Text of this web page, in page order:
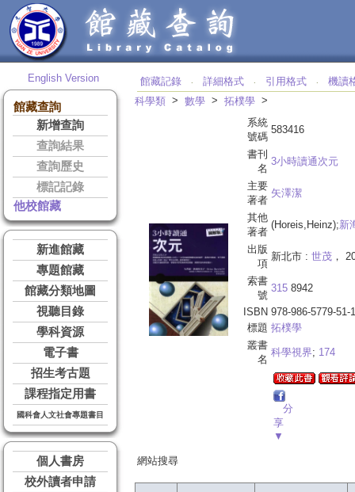
English Version
館藏查詢
新增查詢
查詢結果
查詢歷史
標記記錄
他校館藏
新進館藏
專題館藏
館藏分類地圖
視聽目錄
學科資源
電子書
招生考古題
課程指定用書
國科會人文社會專題書目
個人書房
校外讀者申請
館藏記錄 ‧ 詳細格式 ‧ 引用格式 ‧
機讀
科學類 > 數學 > 拓樸學 >
系統
號碼
583416
書刊
名
3小時讀通次元
主要
著者
矢澤潔
其他
著者
(Horeis,Heinz);新
出版
項
新北市 : 世茂 ，
索書
號
315 8942
ISBN 978-986-5779-51-1
標題 拓樸學
叢書
名
科學視界; 174
分
享
▼
網站搜尋